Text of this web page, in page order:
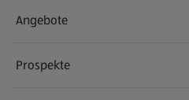
Angebote
Prospekte